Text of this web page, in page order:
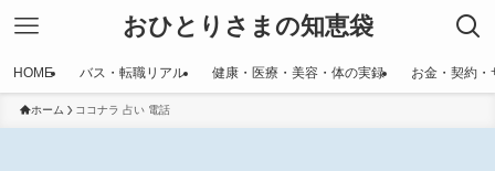
おひとりさまの知恵袋
HOME バス・転職リアル 健康・医療・美容・体の実録 お金・契約
ホーム ココナラ 占い 電話